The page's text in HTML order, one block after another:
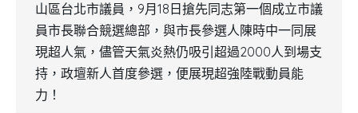
山區台北市議員，9月18日搶先同志第一個成立市議
員市長聯合競選總部，與市長參選人陳時中一同展
現超人氣，儘管天氣炎熱仍吸引超過2000人到場支
持，政壇新人首度參選，便展現超強陸戰動員能
力！